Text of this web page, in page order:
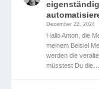
Dezember 22, 2024
Hallo Anton, die
meinem Beisiel
werden die
müsstest Du die…